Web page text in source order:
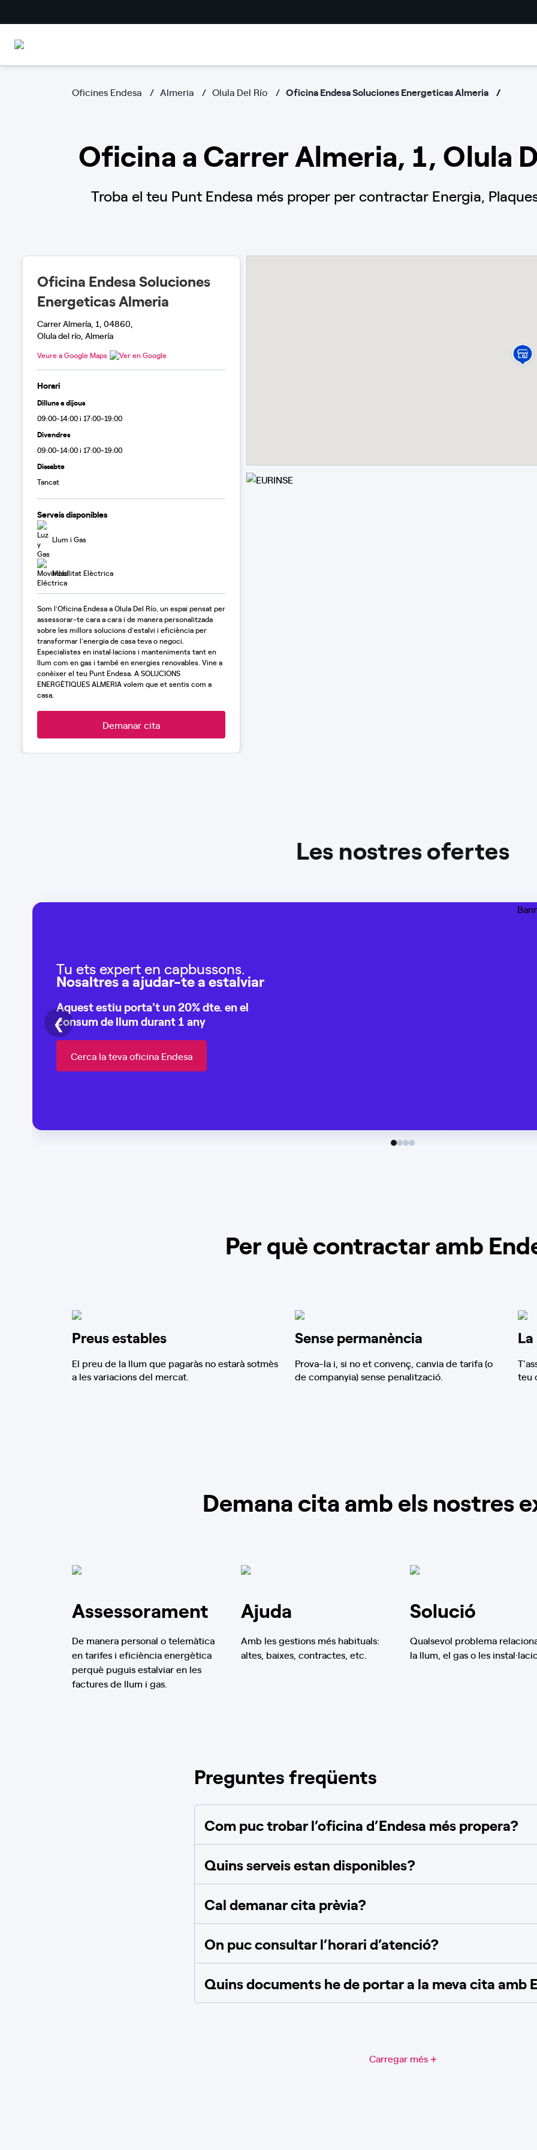
Oficines Endesa Almeria Olula Del Río Oficina Endesa Soluciones Energeticas Almeria
Oficina a Carrer Almeria, 1, Olula
Troba el teu Punt Endesa més proper per contractar Energia,
Oficina Endesa Soluciones
Energeticas Almeria
Carrer Almería, 1, 04860,
Olula del río, Almería
Veure a Google Maps
Horari
Dilluns a dijous
09:00-14:00 i 17:00-19:00
Divendres
09:00-14:00 i 17:00-19:00
Dissabte
Tancat
Serveis disponibles
Llum i Gas
Mobilitat Elèctrica
Som l'Oficina Endesa a Olula Del Río, un espai pensat per
assessorar-te cara a cara i de manera personalitzada
sobre les millors solucions d'estalvi i eficiència per
transformar l'energia de casa teva o negoci.
Especialistes en instal·lacions i manteniments tant en
llum com en gas i també en energies renovables. Vine a
conèixer el teu Punt Endesa. A SOLUCIONS
ENERGÈTIQUES ALMERIA volem que et sentis com a
casa.
Demanar cita
Les nostres ofertes
Tu ets expert en capbussons.
Nosaltres a ajudar-te a estalviar
Aquest estiu porta't un20% dte.en el
consum dellum durant 1 any
Cerca la teva oficina Endesa
❮
Per què contractar amb
Preus estables
El preu de la llum que pagaràs no estarà sotmès
a les variacions del mercat.
Sense permanència
Prova-la i, si no et convenç, canvia de tarifa (o
de companyia) sense penalització.
teu
Demana cita amb els nostres
Assessorament
De manera personal o telemàtica
en tarifes i eficiència energètica
perquè puguis estalviar en les
factures de llum i gas.
Ajuda
Amb les gestions més habituals:
altes, baixes, contractes, etc.
Solució
Qualsevol problema
la llum, el gas o les
Preguntes freqüents
Com puc trobar l’oficina d’Endesa més propera?
Quins serveis estan disponibles?
Cal demanar cita prèvia?
On puc consultar l’horari d’atenció?
Quins documents he de portar a la meva cita amb
Carregar més